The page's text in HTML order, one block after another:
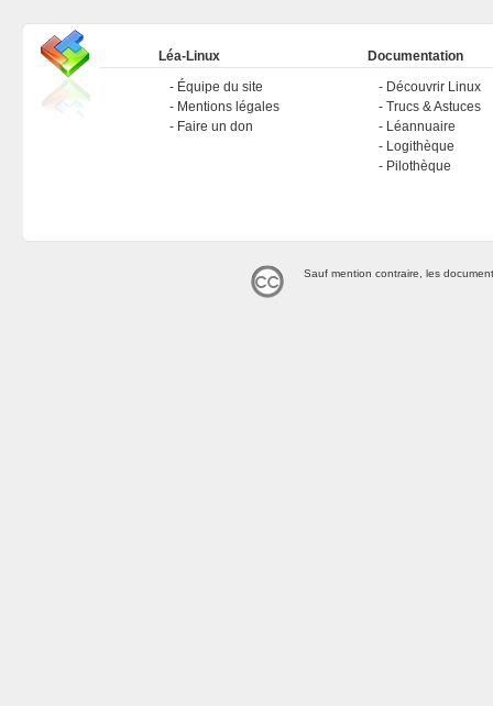
Léa-Linux
Équipe du site
Mentions légales
Faire un don
Documentation
Découvrir Linux
Trucs & Astuces
Léannuaire
Logithèque
Pilothèque
Sauf mention contraire, les